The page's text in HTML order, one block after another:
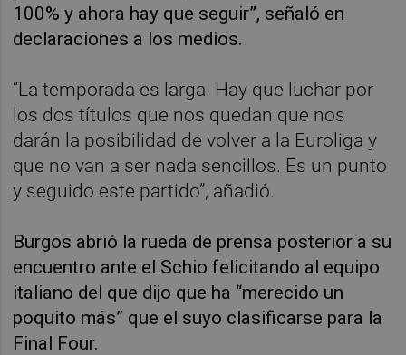
100% y ahora hay que seguir”, señaló en
declaraciones a los medios.
“La temporada es larga. Hay que luchar por
los dos títulos que nos quedan que nos
darán la posibilidad de volver a la Euroliga y
que no van a ser nada sencillos. Es un punto
y seguido este partido”, añadió.
Burgos abrió la rueda de prensa posterior a su
encuentro ante el Schio felicitando al equipo
italiano del que dijo que ha “merecido un
poquito más” que el suyo clasificarse para la
Final Four.